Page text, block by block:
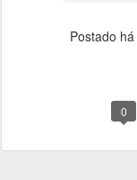
Postado há
0